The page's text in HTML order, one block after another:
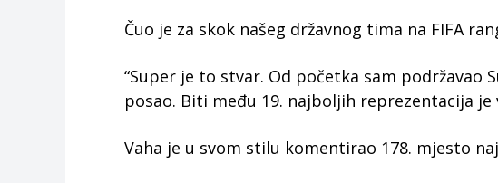
Čuo je za skok našeg državnog tima na FIFA
“Super je to stvar. Od početka sam podržavao
posao. Biti među 19. najboljih reprezentacija je
Vaha je u svom stilu komentirao 178. mjesto